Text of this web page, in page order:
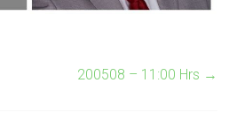
200508 – 11:00 Hrs →